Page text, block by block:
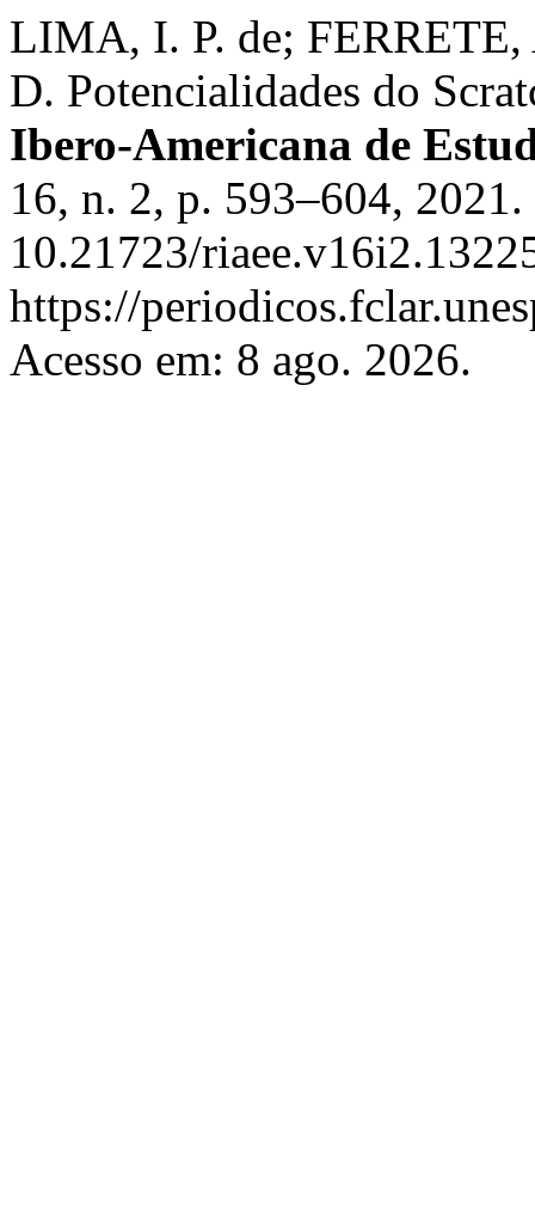
LIMA, I. P. de;
D. Potencialidades do
Ibero-Americana de
16, n. 2, p. 593–604,
10.21723/
https://
Acesso em: 8 ago. 2026.